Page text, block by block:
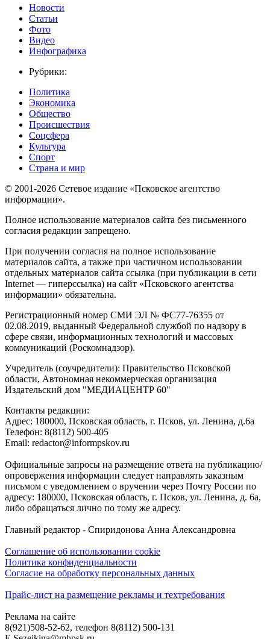
Новости
Статьи
Фото
Видео
Инфографика
Рубрики:
Политика
Экономика
Общество
Происшествия
Соцсфера
Культура
Спорт
Страна и мир
© 2001-2026 Сетевое издание «Псковское агентство
информации».
Полное использование материалов сайта без письменного
согласия редакции запрещено.
При получении согласия на полное использование
материалов сайта, а также при частичном использовании
отдельных материалов сайта ссылка (при публикации в сети
Internet — гиперссылка) на сайт «Псковского агентства
информации» обязательна.
Регистрационный номер СМИ ЭЛ № ФС77-76355 от
02.08.2019, выданный Федеральной службой по надзору в
сфере связи, информационных технологий и массовых
коммуникаций (Роскомнадзор).
Учредитель (соучредители): Правительство Псковской
области, Автономная некоммерческая организация
Издательский дом "МЕДИАЦЕНТР 60"
Контакты редакции:
Адреc: 180000, Псковская область, г. Псков, ул. Ленина, д.6а
Телефон: 8(8112) 500-405
Email: redactor@informpskov.ru
Официальные запросы на размещение ответа на публикацию/
опровержения информации следует направлять заказным
письмом с уведомлением о вручении через Почту России по
адресу: 180000, Псковская область, г. Псков, ул. Ленина, д. 6а,
либо обращаться лично по тому же адресу.
Главный редактор - Спиридонова Анна Александровна
Соглашение об использовании cookie
Политика конфиденциальности
Согласие на обработку персональных данных
Прайс-лист на размещение рекламы и техтребования
Реклама на сайте
8(921)508-52-62, телефон 8(8112) 500-131